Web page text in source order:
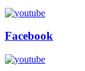
Facebook